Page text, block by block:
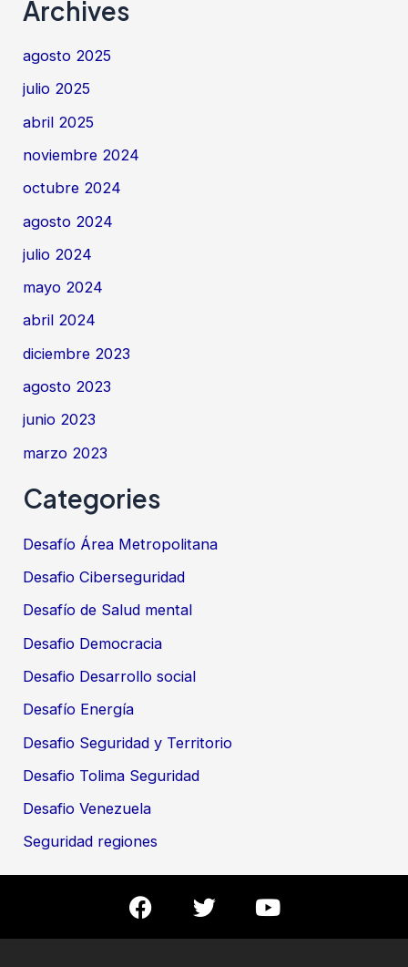
Archives
agosto 2025
julio 2025
abril 2025
noviembre 2024
octubre 2024
agosto 2024
julio 2024
mayo 2024
abril 2024
diciembre 2023
agosto 2023
junio 2023
marzo 2023
Categories
Desafío Área Metropolitana
Desafio Ciberseguridad
Desafío de Salud mental
Desafio Democracia
Desafio Desarrollo social
Desafío Energía
Desafio Seguridad y Territorio
Desafio Tolima Seguridad
Desafio Venezuela
Seguridad regiones
F
a
c
T
w
i
Y
o
u